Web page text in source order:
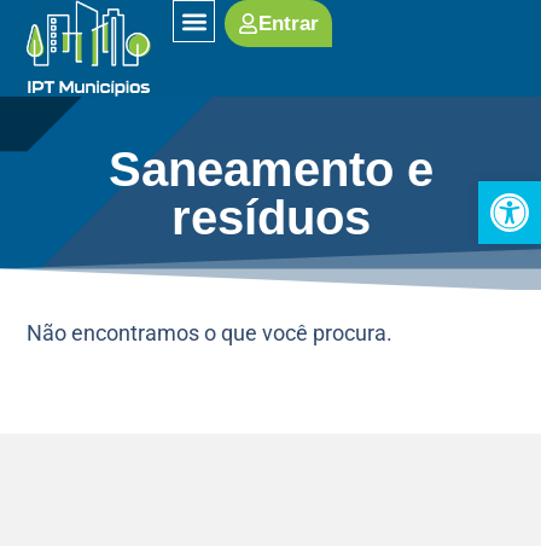
Entrar
Saneamento e
resíduos
Não encontramos o que você procura.